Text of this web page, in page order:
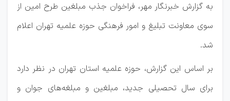
به گزارش خبرنگار مهر، فراخوان جذب مبلغین طرح امین از
سوی معاونت تبلیغ و امور فرهنگی حوزه علمیه تهران اعلام
شد.
بر اساس این گزارش، حوزه علمیه استان تهران در نظر دارد
برای سال تحصیلی جدید، مبلغین و مبلغه‌های جوان و